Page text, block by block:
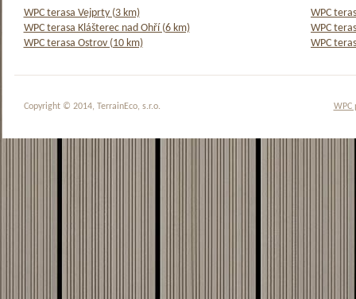
WPC terasa Vejprty (3 km)
WPC
WPC terasa Klášterec nad Ohří (6 km)
WPC
WPC terasa Ostrov (10 km)
WPC
WPC
Copyright © 2014, TerrainEco, s.r.o.